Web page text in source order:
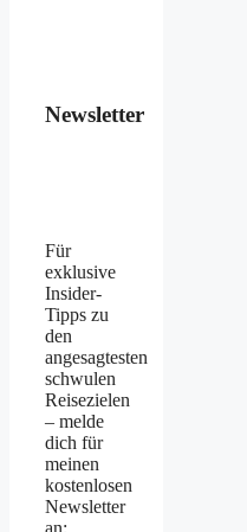
Newsletter
Für
exklusive
Insider-
Tipps zu
den
angesagtesten
schwulen
Reisezielen
– melde
dich für
meinen
kostenlosen
Newsletter
an: